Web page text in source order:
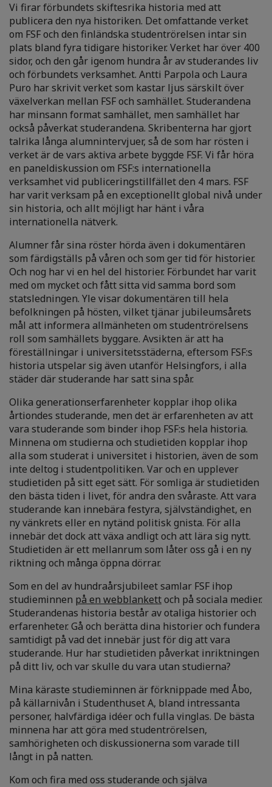
Vi firar förbundets skiftesrika historia med att
publicera den nya historiken. Det omfattande verket
om FSF och den finländska studentrörelsen intar sin
plats bland fyra tidigare historiker. Verket har över 400
sidor, och den går igenom hundra år av studerandes liv
och förbundets verksamhet. Antti Parpola och Laura
Puro har skrivit verket som kastar ljus särskilt över
växelverkan mellan FSF och samhället. Studerandena
har minsann format samhället, men samhället har
också påverkat studerandena. Skribenterna har gjort
talrika långa alumnintervjuer, så de som har rösten i
verket är de vars aktiva arbete byggde FSF. Vi får höra
en paneldiskussion om FSF:s internationella
verksamhet vid publiceringstillfället den 4 mars. FSF
har varit verksam på en exceptionellt global nivå under
sin historia, och allt möjligt har hänt i våra
internationella nätverk.
Alumner får sina röster hörda även i dokumentären
som färdigställs på våren och som ger tid för historier.
Och nog har vi en hel del historier. Förbundet har varit
med om mycket och fått sitta vid samma bord som
statsledningen. Yle visar dokumentären till hela
befolkningen på hösten, vilket tjänar jubileumsårets
mål att informera allmänheten om studentrörelsens
roll som samhällets byggare. Avsikten är att ha
föreställningar i universitetsstäderna, eftersom FSF:s
historia utspelar sig även utanför Helsingfors, i alla
städer där studerande har satt sina spår.
Olika generationserfarenheter kopplar ihop olika
årtiondes studerande, men det är erfarenheten av att
vara studerande som binder ihop FSF:s hela historia.
Minnena om studierna och studietiden kopplar ihop
alla som studerat i universitet i historien, även de som
inte deltog i studentpolitiken. Var och en upplever
studietiden på sitt eget sätt. För somliga är studietiden
den bästa tiden i livet, för andra den svåraste. Att vara
studerande kan innebära festyra, självständighet, en
ny vänkrets eller en nytänd politisk gnista. För alla
innebär det dock att växa andligt och att lära sig nytt.
Studietiden är ett mellanrum som låter oss gå i en ny
riktning och många öppna dörrar.
Som en del av hundraårsjubileet samlar FSF ihop
studieminnen på en webblankettoch på sociala medier.
Studerandenas historia består av otaliga historier och
erfarenheter. Gå och berätta dina historier och fundera
samtidigt på vad det innebär just för dig att vara
studerande. Hur har studietiden påverkat inriktningen
på ditt liv, och var skulle du vara utan studierna?
Mina käraste studieminnen är förknippade med Åbo,
på källarnivån i Studenthuset A, bland intressanta
personer, halvfärdiga idéer och fulla vinglas. De bästa
minnena har att göra med studentrörelsen,
samhörigheten och diskussionerna som varade till
långt in på natten.
Kom och fira med oss studerande och själva